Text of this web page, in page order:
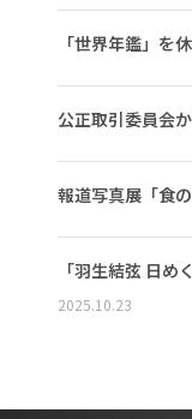
「世界年鑑」を
公正取引委員会
報道写真展「食
「羽生結弦 日
2025.10.23